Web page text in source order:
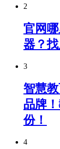
2
官网
器？
3
智慧
品牌
份！
4